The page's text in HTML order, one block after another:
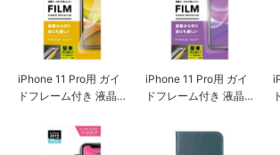
iPhone 11 Pro用 ガイ
ドフレーム付き 液晶
収EXTRA/光沢
iPhone 11 Pro用 ガイ
ドフレーム付き 液晶
収EXTRA/アンチグレ